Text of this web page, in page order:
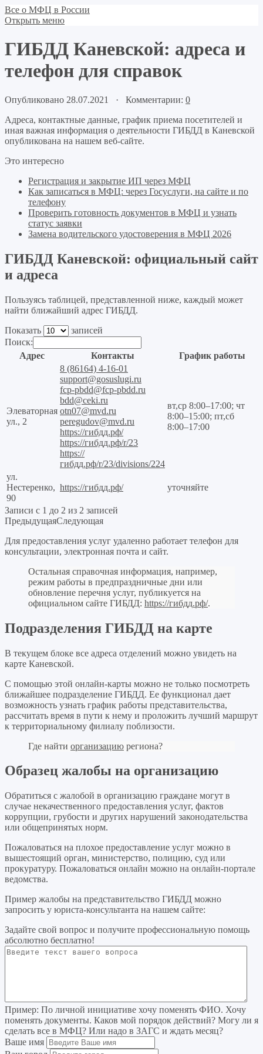
Все о МФЦ в России
Открыть меню
ГИБДД Каневской: адреса и
телефон для справок
Опубликовано 28.07.2021 · Комментарии: 0
Адреса, контактные данные, график приема посетителей и
иная важная информация о деятельности ГИБДД в Каневской
опубликована на нашем веб-сайте.
Это интересно
Регистрация и закрытие ИП через МФЦ
Как записаться в МФЦ: через Госуслуги, на сайте и по
телефону
Проверить готовность документов в МФЦ и узнать
статус заявки
Замена водительского удостоверения в МФЦ 2026
ГИБДД Каневской: официальный сайт
и адреса
Пользуясь таблицей, представленной ниже, каждый может
найти ближайший адрес ГИБДД.
Показать
записей
Поиск:
Адрес
Контакты График работы
Элеваторная
ул., 2
8 (86164) 4-16-01
support@gosuslugi.ru
fcp-pbdd@fcp-pbdd.ru
bdd@ceki.ru
otn07@mvd.ru
peregudov@mvd.ru
https://гибдд.рф/
https://гибдд.рф/r/23
https://
гибдд.рф/r/23/divisions/224
вт,ср 8:00–17:00; чт
8:00–15:00; пт,сб
8:00–17:00
ул.
Нестеренко,
90
https://гибдд.рф/ уточняйте
Записи с 1 до 2 из 2 записей
ПредыдущаяСледующая
Для предоставления услуг удаленно работает телефон для
консультации, электронная почта и сайт.
Остальная справочная информация, например,
режим работы в предпраздничные дни или
обновление перечня услуг, публикуется на
официальном сайте ГИБДД: https://гибдд.рф/.
Подразделения ГИБДД на карте
В текущем блоке все адреса отделений можно увидеть на
карте Каневской.
С помощью этой онлайн-карты можно не только посмотреть
ближайшее подразделение ГИБДД. Ее функционал дает
возможность узнать график работы представительства,
рассчитать время в пути к нему и проложить лучший маршрут
к территориальному филиалу поблизости.
Где найти организацию региона?
Образец жалобы на организацию
Обратиться с жалобой в организацию граждане могут в
случае некачественного предоставления услуг, фактов
коррупции, грубости и других нарушений законодательства
или общепринятых норм.
Пожаловаться на плохое предоставление услуг можно в
вышестоящий орган, министерство, полицию, суд или
прокуратуру. Пожаловаться онлайн можно на онлайн-портале
ведомства.
Пример жалобы на представительство ГИБДД можно
запросить у юриста-консультанта на нашем сайте:
Задайте свой вопрос и получите профессиональную помощь
абсолютно бесплатно!
Пример: По личной инициативе хочу поменять ФИО. Хочу
поменять документы. Каков мой порядок действий? Могу ли я
сделать все в МФЦ? Или надо в ЗАГС и ждать месяц?
Ваше имя